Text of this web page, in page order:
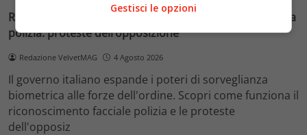
Riconoscimento facciale, il governo accelera i poteri alla
polizia: proteste dell’opposizione
Redazione VelvetMAG 4 Agosto 2026
Il governo italiano espande i poteri di sorveglianza
biometrica alle forze dell'ordine. Scopri come funziona il
riconoscimento facciale polizia e le proteste
dell'opposiz
Gestisci le opzioni